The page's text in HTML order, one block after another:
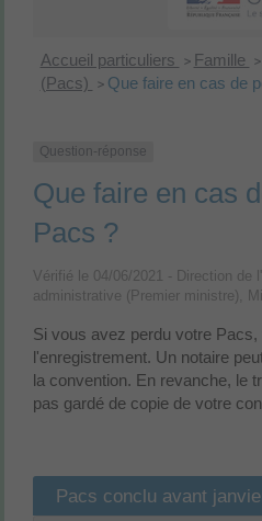
Accueil particuliers > Famille >
(Pacs)
> Que faire en cas de
Question-réponse
Que faire en cas
Pacs ?
Vérifié le 04/06/2021 - Direction de
administrative (Premier ministre),
Si vous avez perdu votre Pacs,
l'enregistrement. Un notaire
la convention. En revanche, le
pas gardé de copie de votre
Pacs conclu avant